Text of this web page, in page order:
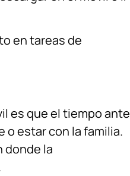
en tareas de
es que el tiempo ante
o estar con la familia.
donde la